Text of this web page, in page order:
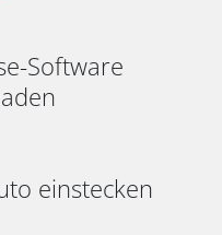
Software
einstecken